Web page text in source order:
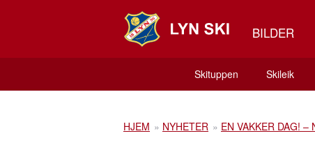
BILDER
Skituppen Skileik
HJEM » NYHETER » EN VAKKER DAG! –